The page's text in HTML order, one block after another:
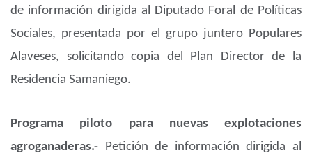
de información dirigida al Diputado Foral de Políticas
Sociales, presentada por el grupo juntero Populares
Alaveses, solicitando copia del Plan Director de la
Residencia Samaniego.
Programa piloto para nuevas explotaciones
agroganaderas.- Petición de información dirigida al